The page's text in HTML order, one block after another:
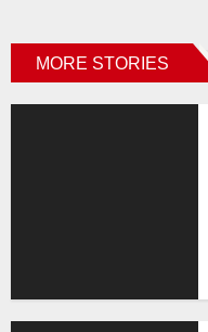
MORE STORIES